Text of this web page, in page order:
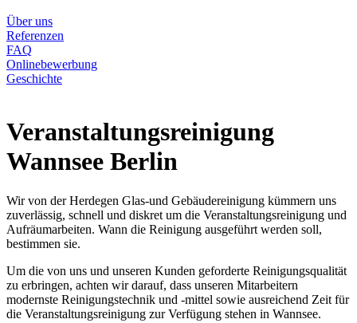
Über uns
Referenzen
FAQ
Onlinebewerbung
Geschichte
Veranstaltungsreinigung
Wannsee Berlin
Wir von der Herdegen Glas-und Gebäudereinigung kümmern uns
zuverlässig, schnell und diskret um die Veranstaltungsreinigung und
Aufräumarbeiten. Wann die Reinigung ausgeführt werden soll,
bestimmen sie.
Um die von uns und unseren Kunden geforderte Reinigungsqualität
zu erbringen, achten wir darauf, dass unseren Mitarbeitern
modernste Reinigungstechnik und -mittel sowie ausreichend Zeit für
die Veranstaltungsreinigung zur Verfügung stehen in Wannsee.